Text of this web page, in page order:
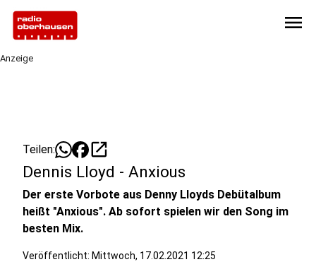
menu
Anzeige
Teilen: open_in_new
Dennis Lloyd - Anxious
Der erste Vorbote aus Denny Lloyds Debütalbum
heißt "Anxious". Ab sofort spielen wir den Song im
besten Mix.
Veröffentlicht: Mittwoch, 17.02.2021 12:25